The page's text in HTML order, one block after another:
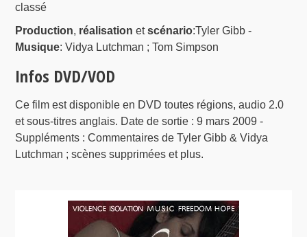
classé
Production, réalisation etscénario:Tyler Gibb -
Musique: Vidya Lutchman ; Tom Simpson
Infos DVD/VOD
Ce film est disponible en DVD toutes régions, audio 2.0
et sous-titres anglais. Date de sortie : 9 mars 2009 -
Suppléments : Commentaires de Tyler Gibb & Vidya
Lutchman ; scènes supprimées et plus.